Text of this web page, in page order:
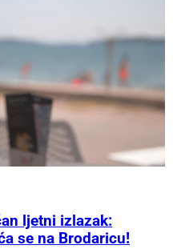
ljetni izlazak:
se na Brodaricu!